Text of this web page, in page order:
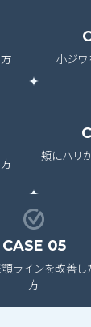
小ジ
頬にハリ
CASE 05
ラインを改善し
方